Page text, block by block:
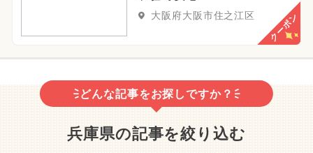
大阪府大阪市住之江区 クーポン
どんな記事をお探しですか？
兵庫県の記事を絞り込む